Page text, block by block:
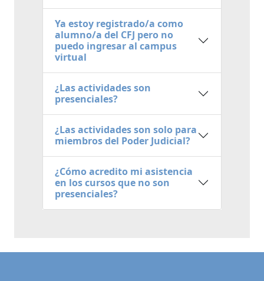
Ya estoy registrado/a como
alumno/a del CFJ pero no
puedo ingresar al campus
virtual
¿Las actividades son
presenciales?
¿Las actividades son solo para
miembros del Poder Judicial?
¿Cómo acredito mi asistencia
en los cursos que no son
presenciales?